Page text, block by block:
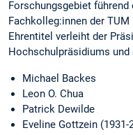
Forschungsgebiet
Fachkolleg:innen der
Ehrentitel verleiht der
Hochschulpräsidiums und
Michael Backes
Leon O. Chua
Patrick Dewilde
Eveline Gottzein (1931-